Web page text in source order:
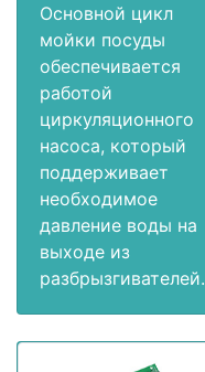
Основной цикл
мойки посуды
обеспечивается
работой
циркуляционного
насоса, который
поддерживает
необходимое
давление воды на
выходе из
разбрызгивателей.